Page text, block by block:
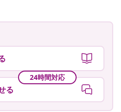
24時間対応
る